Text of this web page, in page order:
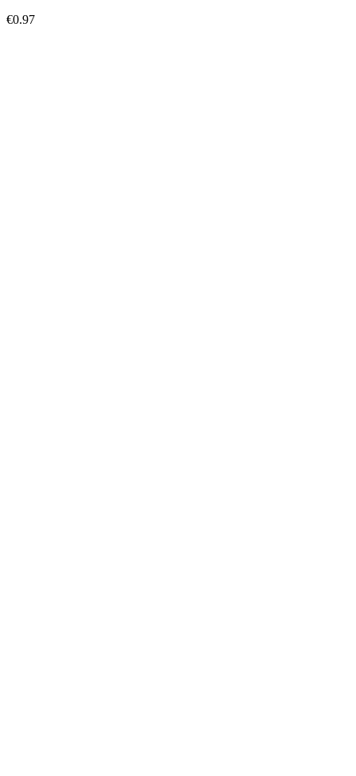
€0.97